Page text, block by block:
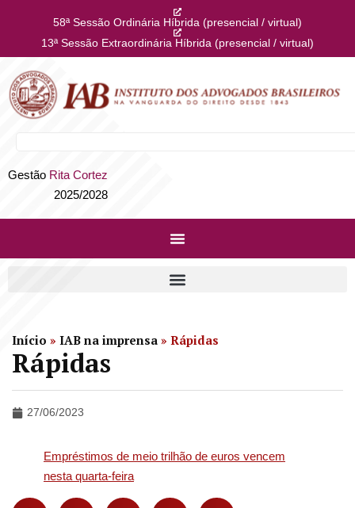
58ª Sessão Ordinária Híbrida (presencial / virtual)
13ª Sessão Extraordinária Híbrida (presencial / virtual)
Gestão Rita Cortez
2025/2028
Início » IAB na imprensa » Rápidas
Rápidas
27/06/2023
Empréstimos de meio trilhão de euros vencem
nesta quarta-feira